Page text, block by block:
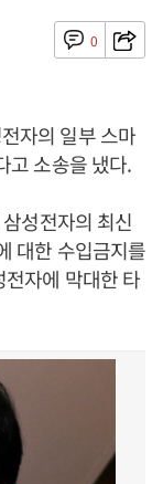
0
자의 일부 스마
고 소송을 냈다.
성전자의 최신
대한 수입금지를
자에 막대한 타